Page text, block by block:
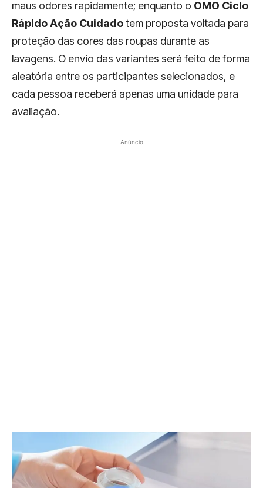
maus odores rapidamente; enquanto o OMO Ciclo
Rápido Ação Cuidadotem proposta voltada para
proteção das cores das roupas durante as
lavagens. O envio das variantes será feito de forma
aleatória entre os participantes selecionados, e
cada pessoa receberá apenas uma unidade para
avaliação.
Anúncio